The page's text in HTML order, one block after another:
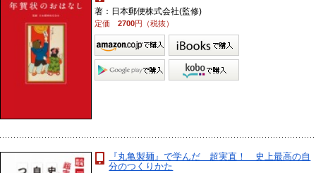
著：日本郵便株式会社(監修)
定価2700円（税抜）
『丸亀製麺』で学んだ 超実直！ 史上最高の自
分のつくりかた